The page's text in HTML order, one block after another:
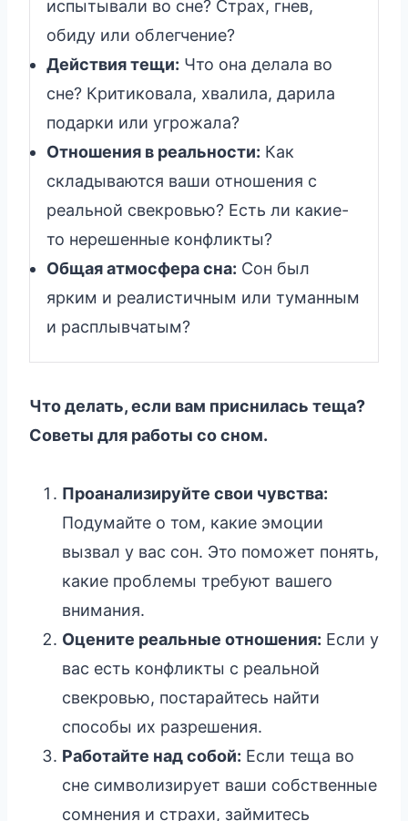
испытывали во сне? Страх, гнев,
обиду или облегчение?
Действия тещи: Что она делала во
сне? Критиковала, хвалила, дарила
подарки или угрожала?
Отношения в реальности: Как
складываются ваши отношения с
реальной свекровью? Есть ли какие-
то нерешенные конфликты?
Общая атмосфера сна: Сон был
ярким и реалистичным или туманным
и расплывчатым?
Что делать, если вам приснилась теща?
Советы для работы со сном.
Проанализируйте свои чувства:
Подумайте о том, какие эмоции
вызвал у вас сон. Это поможет понять,
какие проблемы требуют вашего
внимания.
Оцените реальные отношения: Если у
вас есть конфликты с реальной
свекровью, постарайтесь найти
способы их разрешения.
Работайте над собой: Если теща во
сне символизирует ваши собственные
сомнения и страхи, займитесь